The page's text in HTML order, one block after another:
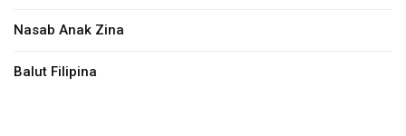
Nasab Anak Zina
Balut Filipina